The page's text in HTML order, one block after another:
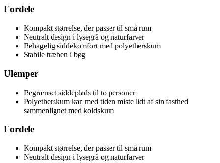
Fordele
Kompakt størrelse, der passer til små rum
Neutralt design i lysegrå og naturfarver
Behagelig siddekomfort med polyetherskum
Stabile træben i bøg
Ulemper
Begrænset siddeplads til to personer
Polyetherskum kan med tiden miste lidt af sin fasthed
sammenlignet med koldskum
Fordele
Kompakt størrelse, der passer til små rum
Neutralt design i lysegrå og naturfarver